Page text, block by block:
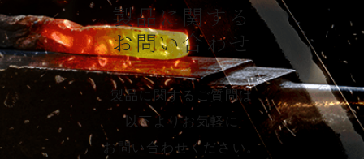
製品に関する
お問い合わせ
製品に関するご質問は
以下よりお気軽に
お問い合わせください。